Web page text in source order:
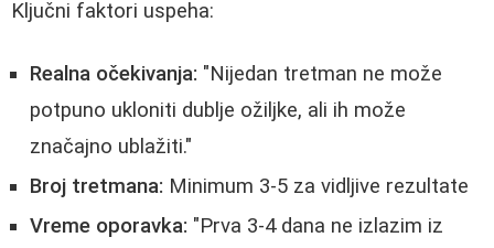
Ključni faktori uspeha:
Realna očekivanja: "Nijedan tretman ne može
potpuno ukloniti dublje ožiljke, ali ih može
značajno ublažiti."
Broj tretmana: Minimum 3-5 za vidljive rezultate
Vreme oporavka: "Prva 3-4 dana ne izlazim iz